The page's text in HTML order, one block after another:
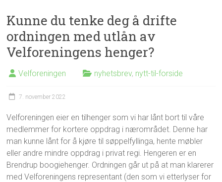
Kunne du tenke deg å drifte
ordningen med utlån av
Velforeningens henger?
Velforeningen nyhetsbrev, nytt-til-forside
7. november 2022
Velforeningen eier en tilhenger som vi har lånt bort til våre
medlemmer for kortere oppdrag i nærområdet. Denne har
man kunne lånt for å kjøre til søppelfyllinga, hente møbler
eller andre mindre oppdrag i privat regi. Hengeren er en
Brendrup boogiehenger. Ordningen går ut på at man klarerer
med Velforeningens representant (den som vi etterlyser for